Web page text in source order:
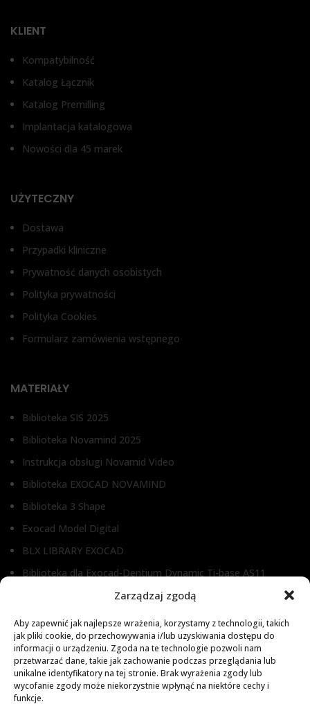
Zarządzaj zgodą
Aby zapewnić jak najlepsze wrażenia, korzystamy z technologii, takich
jak pliki cookie, do przechowywania i/lub uzyskiwania dostępu do
informacji o urządzeniu. Zgoda na te technologie pozwoli nam
przetwarzać dane, takie jak zachowanie podczas przeglądania lub
unikalne identyfikatory na tej stronie. Brak wyrażenia zgody lub
wycofanie zgody może niekorzystnie wpłynąć na niektóre cechy i
funkcje.
KLIENT
Kompatybilność
Katalog Łącznik
Katalog Premilling
Implantacja katalogowa
Nowości dla 45 marek
UŻYTECZNY
Dostawa
Przypadki kliniczne
Prywatność danych osobistych
Polityka prywatności
Polityka Cookies
Formularz zamówienia wstępnego
MATERIAŁY
Biblioteka SIS 2025
Biblioteka Novamind 2025
Instrukcja obsługi Novamid Video
Biblioteka EXOCAD NOVAMIND
Biblioteka 3 Shape
Exocad Model Digital
BLX LIBRARY EXOCAD
Biblioteka dla Exocad-Dentium Dynamic Ti-base AS11
Biblioteka dla Dental Wings
Biblioteka dla Exocad
Exocad Novamaind library 3.2
3Shape 2024 Library
Exocad 2024 Library
Novamind bredent blueski 2025